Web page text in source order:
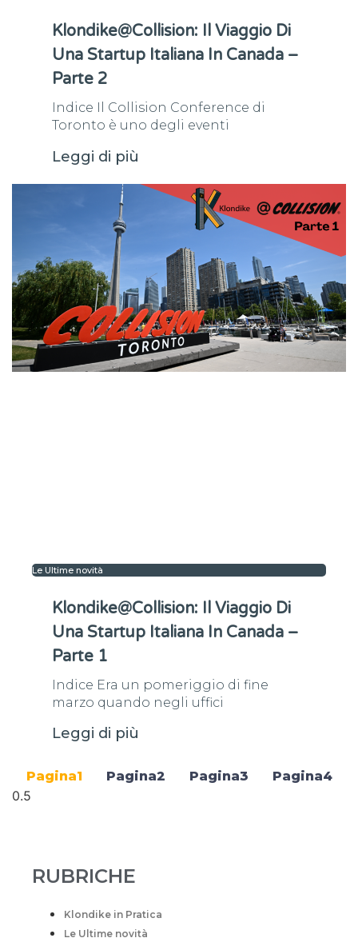
Klondike@Collision: Il Viaggio Di
Una Startup Italiana In Canada –
Parte 2
Indice Il Collision Conference di
Toronto è uno degli eventi
Leggi di più
Le Ultime novità
Klondike@Collision: Il Viaggio Di
Una Startup Italiana In Canada –
Parte 1
Indice Era un pomeriggio di fine
marzo quando negli uffici
Leggi di più
Pagina1 Pagina2 Pagina3 Pagina4
RUBRICHE
Klondike in Pratica
Le Ultime novità